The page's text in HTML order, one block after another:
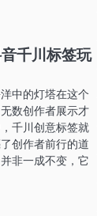
千川标签玩
中的灯塔在这个
数创作者展示才
千川创意标签就
创作者前行的道
非一成不变，它